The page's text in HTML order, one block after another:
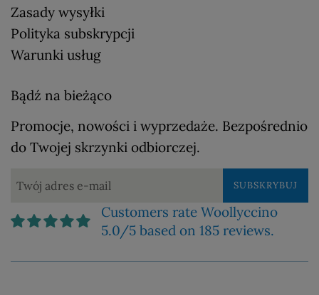
Zasady wysyłki
Polityka subskrypcji
Warunki usług
Bądź na bieżąco
Promocje, nowości i wyprzedaże. Bezpośrednio
do Twojej skrzynki odbiorczej.
SUBSKRYBUJ
Customers rate Woollyccino
5.0/5 based on 185 reviews.